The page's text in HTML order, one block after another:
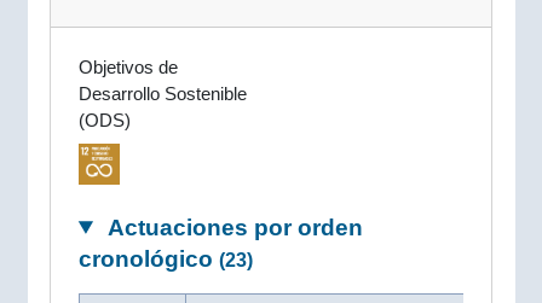
Objetivos de
Desarrollo Sostenible
(ODS)
Actuaciones por orden
cronológico (23)